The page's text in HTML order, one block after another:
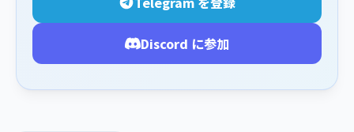
Discord に参加